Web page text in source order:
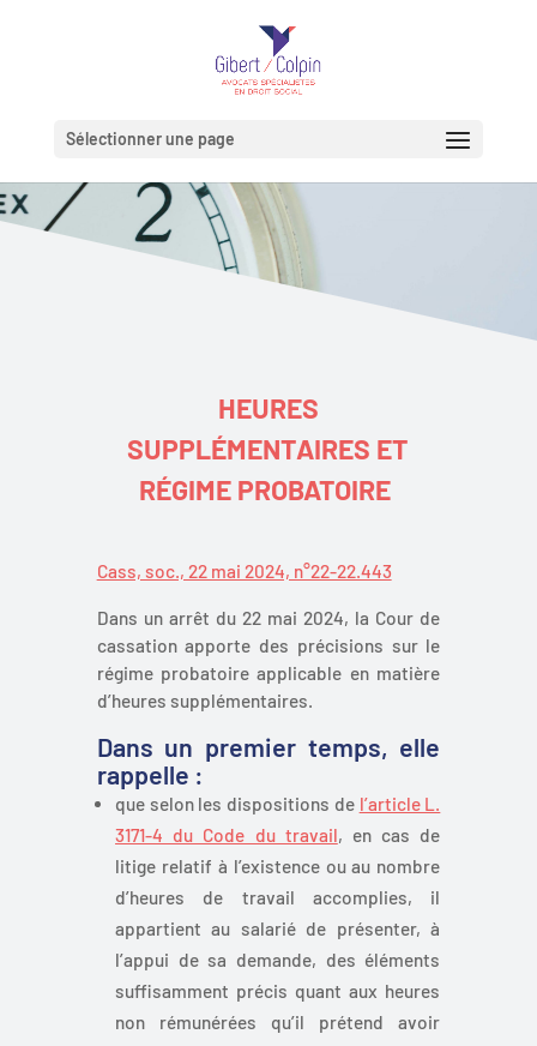
Sélectionner une page
HEURES
SUPPLÉMENTAIRES ET
RÉGIME PROBATOIRE
Cass, soc., 22 mai 2024, n°22-22.443
Dans un arrêt du 22 mai 2024, la Cour de
cassation apporte des précisions sur le
régime probatoire applicable en matière
d’heures supplémentaires.
Dans un premier temps, elle
rappelle :
que selon les dispositions de l’article L.
3171-4 du Code du travail, en cas de
litige relatif à l’existence ou au nombre
d’heures de travail accomplies, il
appartient au salarié de présenter, à
l’appui de sa demande, des éléments
suffisamment précis quant aux heures
non rémunérées qu’il prétend avoir